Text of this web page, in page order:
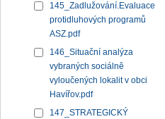
145_Zadlužování.Evaluace
protidluhových programů
ASZ.pdf
146_Situační analýza
vybraných sociálně
vyloučených lokalit v obci
Havířov.pdf
147_STRATEGICKÝ